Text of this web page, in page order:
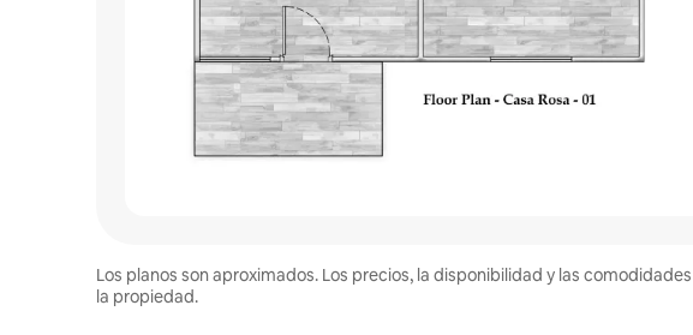
Los planos son aproximados. Los precios, la disponibilidad y las
la propiedad.